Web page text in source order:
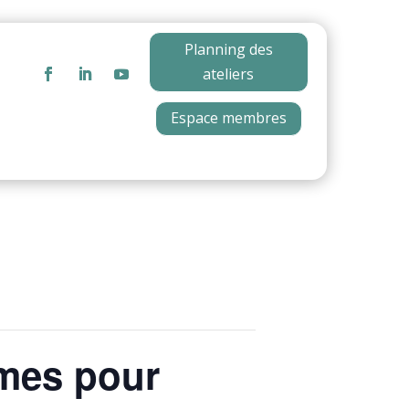
Planning des
ateliers
Espace membres
pour